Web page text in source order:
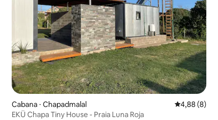
Cabana ⋅ Chapadmalal 4,88 de uma
4,88 (8)
EKÜ Chapa Tiny House - Praia Luna Roja